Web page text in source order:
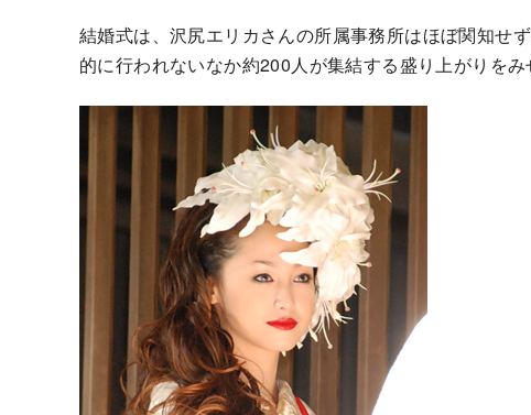
結婚式は、沢尻エリカさんの所属事務所はほぼ関知せ
的に行われないなか約200人が集結する盛り上がりをみ